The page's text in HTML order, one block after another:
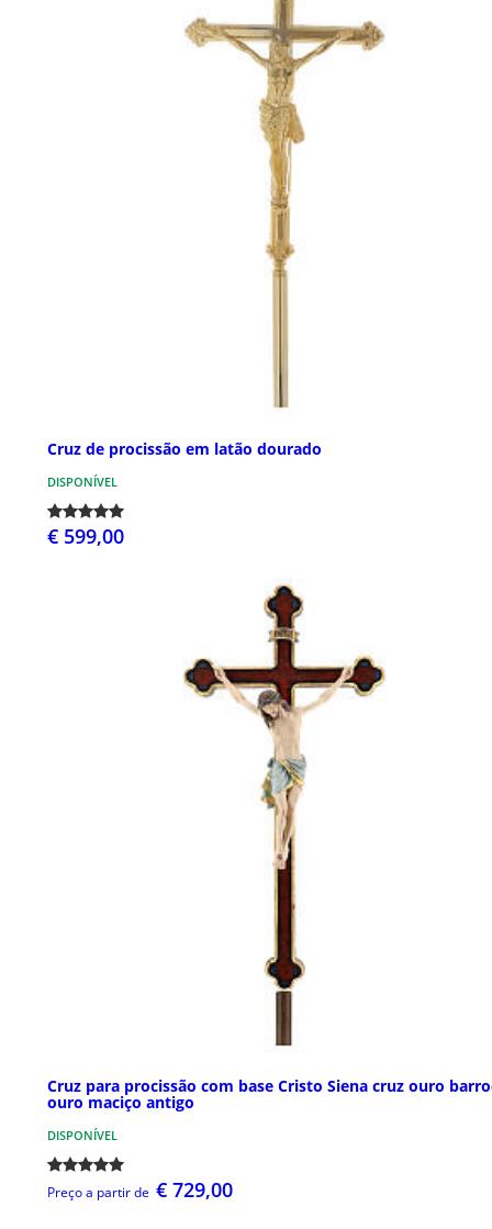
Cruz de procissão em latão dourado
DISPONÍVEL
€ 599,00
Cruz para procissão com base Cristo Siena cruz ouro
ouro maciço antigo
DISPONÍVEL
Preço a partir de € 729,00